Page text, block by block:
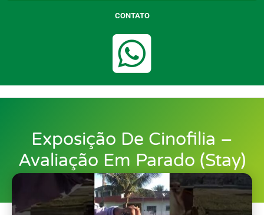
CONTATO
Exposição De Cinofilia –
Avaliação Em Parado (Stay)